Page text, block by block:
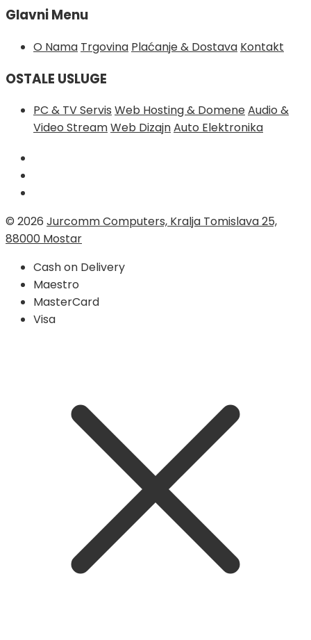
Glavni Menu
O Nama Trgovina Plaćanje & Dostava Kontakt
OSTALE USLUGE
PC & TV Servis Web Hosting & DomeneAudio &
Video StreamWeb DizajnAuto Elektronika
© 2026 Jurcomm Computers, Kralja Tomislava 25,
88000 Mostar
Cash on Delivery
Maestro
MasterCard
Visa